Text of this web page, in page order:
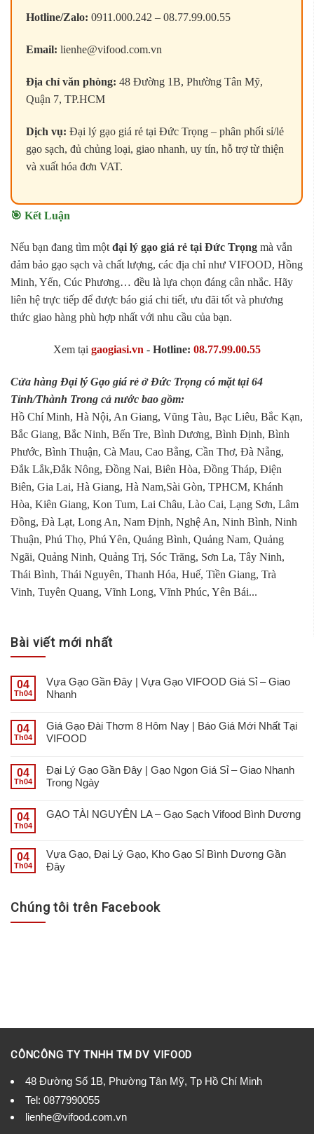
Hotline/Zalo: 0911.000.242 – 08.77.99.00.55
Email: lienhe@vifood.com.vn
Địa chỉ văn phòng: 48 Đường 1B, Phường Tân Mỹ,
Quận 7, TP.HCM
Dịch vụ: Đại lý gạo giá rẻ tại Đức Trọng – phân phối sỉ/lẻ
gạo sạch, đủ chủng loại, giao nhanh, uy tín, hỗ trợ từ thiện
và xuất hóa đơn VAT.
🎯 Kết Luận
Nếu bạn đang tìm một đại lý gạo giá rẻ tại Đức Trọng mà vẫn
đảm bảo gạo sạch và chất lượng, các địa chỉ như VIFOOD, Hồng
Minh, Yến, Cúc Phương… đều là lựa chọn đáng cân nhắc. Hãy
liên hệ trực tiếp để được báo giá chi tiết, ưu đãi tốt và phương
thức giao hàng phù hợp nhất với nhu cầu của bạn.
Xem tại gaogiasi.vn - Hotline: 08.77.99.00.55
Cửa hàng Đại lý Gạo giá rẻ ở Đức Trọng có mặt tại 64
Tỉnh/Thành Trong cả nước bao gồm:
Hồ Chí Minh, Hà Nội, An Giang, Vũng Tàu, Bạc Liêu, Bắc Kạn,
Bắc Giang, Bắc Ninh, Bến Tre, Bình Dương, Bình Định, Bình
Phước, Bình Thuận, Cà Mau, Cao Bằng, Cần Thơ, Đà Nẵng,
Đắk Lắk,Đắk Nông, Đồng Nai, Biên Hòa, Đồng Tháp, Điện
Biên, Gia Lai, Hà Giang, Hà Nam,Sài Gòn, TPHCM, Khánh
Hòa, Kiên Giang, Kon Tum, Lai Châu, Lào Cai, Lạng Sơn, Lâm
Đồng, Đà Lạt, Long An, Nam Định, Nghệ An, Ninh Bình, Ninh
Thuận, Phú Thọ, Phú Yên, Quảng Bình, Quảng Nam, Quảng
Ngãi, Quảng Ninh, Quảng Trị, Sóc Trăng, Sơn La, Tây Ninh,
Thái Bình, Thái Nguyên, Thanh Hóa, Huế, Tiền Giang, Trà
Vinh, Tuyên Quang, Vĩnh Long, Vĩnh Phúc, Yên Bái...
Bài viết mới nhất
04
Th04
Vựa Gạo Gần Đây | Vựa Gạo VIFOOD Giá Sỉ – Giao
Nhanh
04
Th04
Giá Gạo Đài Thơm 8 Hôm Nay | Báo Giá Mới Nhất Tại
VIFOOD
04
Th04
Đại Lý Gạo Gần Đây | Gạo Ngon Giá Sỉ – Giao Nhanh
Trong Ngày
04
Th04
GẠO TÀI NGUYÊN LA – Gạo Sạch Vifood Bình Dương
04
Th04
Vựa Gạo, Đại Lý Gạo, Kho Gạo Sỉ Bình Dương Gần
Đây
Chúng tôi trên Facebook
CÔNCÔNG TY TNHH TM DV VIFOOD
48 Đường Số 1B, Phường Tân Mỹ, Tp Hồ Chí Minh
Tel: 0877990055
lienhe@vifood.com.vn